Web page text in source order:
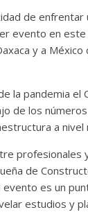
de
evento en
y a
la pandemia el
de los
a nivel
de
es un
estudios y